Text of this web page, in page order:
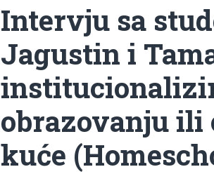
Intervju sa
Jagustin i
obrazovanju ili
kuće